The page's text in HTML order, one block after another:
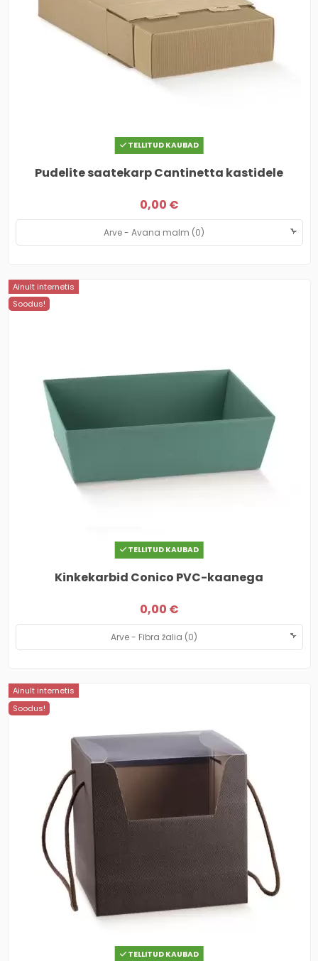
TELLITUD KAUBAD
Pudelite saatekarp Cantinetta kastidele
0,00 €
Ainult internetis
Soodus!
TELLITUD KAUBAD
Kinkekarbid Conico PVC-kaanega
0,00 €
Ainult internetis
Soodus!
TELLITUD KAUBAD